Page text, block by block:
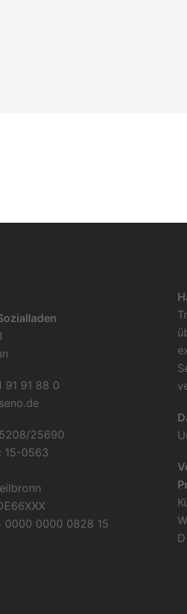
91 91 88 0
25690
15-0563
0000 0000 0828 15